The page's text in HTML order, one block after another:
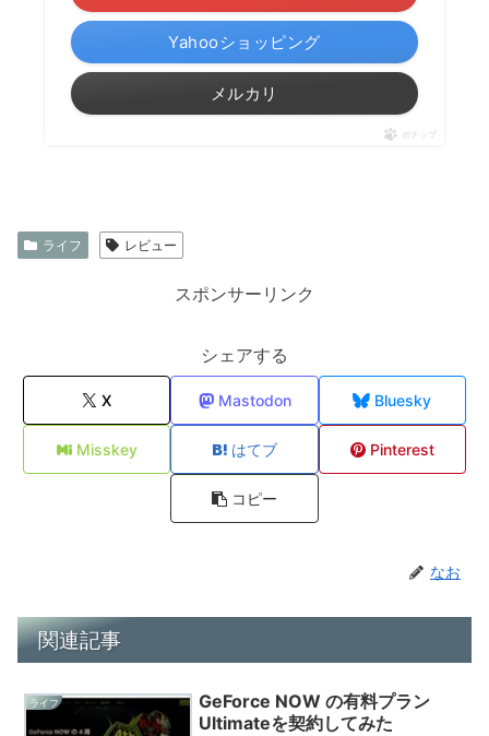
Yahooショッピング
メルカリ
ポチップ
ライフ レビュー
スポンサーリンク
シェアする
X Mastodon Bluesky
Misskey はてブ Pinterest
コピー
なお
関連記事
ライフ
GeForce NOW の有料プラン
Ultimateを契約してみた